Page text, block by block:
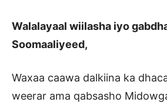
Walalayaal wiilasha iyo
Soomaaliyeed,
Waxaa caawa dalkiina ka
weerar ama qabsasho